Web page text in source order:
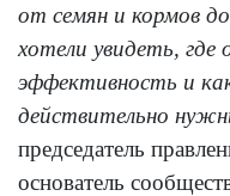
от семян и кормов
хотели увидеть, где
эффективность и
действительно
председатель
основатель